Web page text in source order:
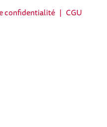
confidentialité | CGU